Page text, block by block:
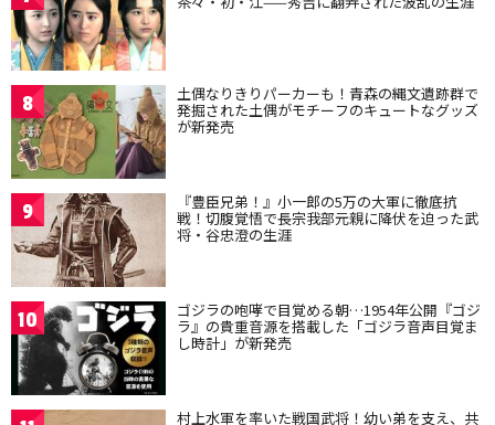
8 土偶なりきりパーカーも！青森の縄文遺跡群で
発掘された土偶がモチーフのキュートなグッズ
が新発売
9 『豊臣兄弟！』小一郎の5万の大軍に徹底抗
戦！切腹覚悟で長宗我部元親に降伏を迫った武
将・谷忠澄の生涯
10 ゴジラの咆哮で目覚める朝…1954年公開『ゴジ
ラ』の貴重音源を搭載した「ゴジラ音声目覚ま
し時計」が新発売
村上水軍を率いた戦国武将！幼い弟を支え、共